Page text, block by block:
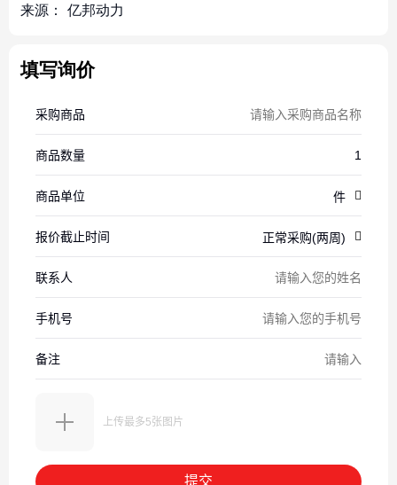
来源： 亿邦动力
填写询价